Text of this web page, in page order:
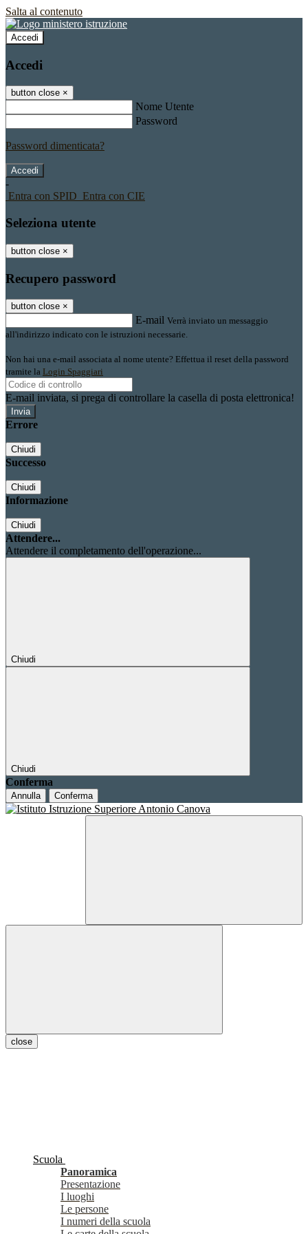
Salta al contenuto
Accedi
Accedi
button close ×
Nome Utente
Password
Password dimenticata?
-
Entra con SPID Entra con CIE
Seleziona utente
button close ×
Recupero password
button close ×
E-mail Verrà inviato un messaggio
all'indirizzo indicato con le istruzioni necessarie.
Non hai una e-mail associata al nome utente? Effettua il reset della password
tramite la Login Spaggiari
E-mail inviata, si prega di controllare la casella di posta elettronica!
Errore
Chiudi
Successo
Chiudi
Informazione
Chiudi
Attendere...
Attendere il completamento dell'operazione...
Chiudi
Chiudi
Conferma
Annulla Conferma
close
Scuola
Panoramica
Presentazione
I luoghi
Le persone
I numeri della scuola